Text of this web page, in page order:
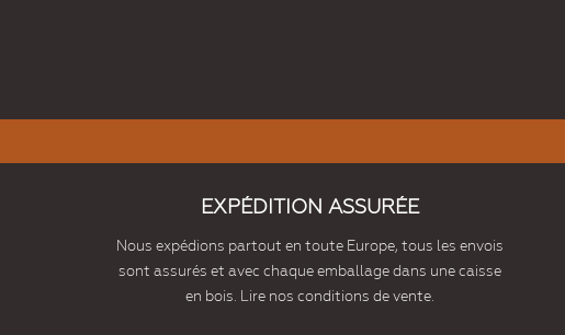
EXPÉDITION ASSURÉE
Nous expédions partout en toute Europe, tous les envois
sont assurés et avec chaque emballage dans une caisse
en bois. Lire nos conditions de vente.